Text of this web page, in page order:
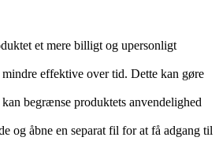
et mere billigt og upersonligt
effektive over tid. Dette kan gøre
begrænse produktets anvendelighed
og åbne en separat fil for at få adgang til